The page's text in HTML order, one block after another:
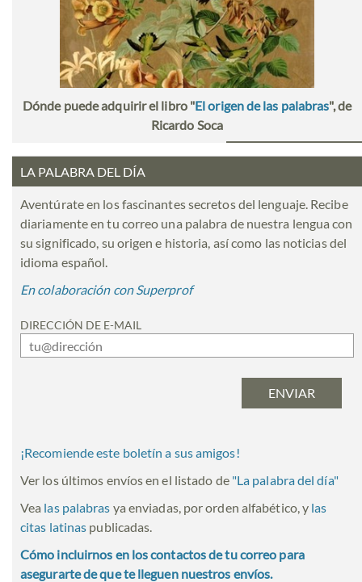
Dónde puede adquirir el libro "El origen de las palabras", de
Ricardo Soca
LA PALABRA DEL DÍA
Aventúrate en los fascinantes secretos del lenguaje. Recibe
diariamente en tu correo una palabra de nuestra lengua con
su significado, su origen e historia, así como las noticias del
idioma español.
En colaboración con Superprof
DIRECCIÓN DE E-MAIL
¡Recomiende este boletín a sus amigos!
Ver los últimos envíos en el listado de "La palabra del día"
Vea las palabras ya enviadas, por orden alfabético, y las
citas latinas publicadas.
Cómo incluirnos en los contactos de tu correo para
asegurarte de que te lleguen nuestros envíos.